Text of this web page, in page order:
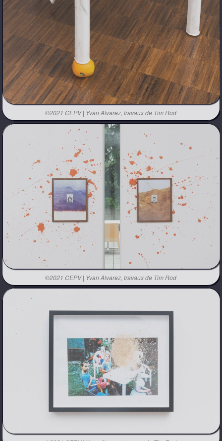
©2021 CEPV | Yvan Alvarez, travaux de Tim Rod
©2021 CEPV | Yvan Alvarez, travaux de Tim Rod